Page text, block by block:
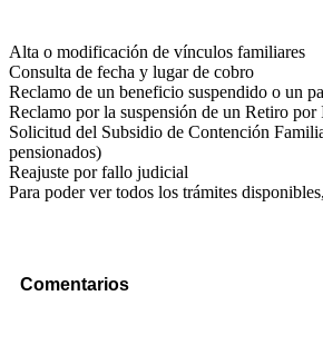
Alta o modificación de vínculos familiares
Consulta de fecha y lugar de cobro
Reclamo de un beneficio suspendido o un
Reclamo por la suspensión de un Retiro por
Solicitud del Subsidio de Contención
pensionados)
Reajuste por fallo judicial
Para poder ver todos los trámites
Comentarios